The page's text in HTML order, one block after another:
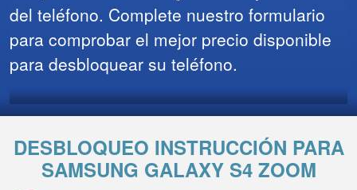
del teléfono. Complete nuestro formulario
para comprobar el mejor precio disponible
para desbloquear su teléfono.
DESBLOQUEO INSTRUCCIÓN PARA
SAMSUNG GALAXY S4 ZOOM